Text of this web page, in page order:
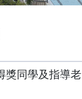
獎同學及指導老